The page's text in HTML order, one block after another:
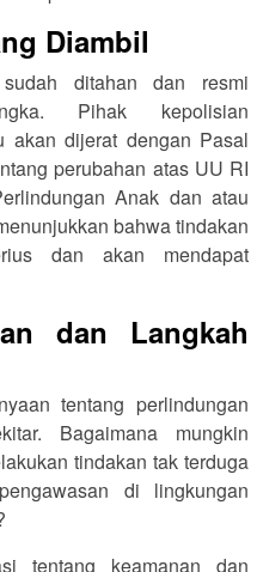
Diambil
ditahan dan resmi
Pihak kepolisian
akan dijerat dengan Pasal
perubahan atas UU RI
Anak dan atau
bahwa tindakan
dan akan mendapat
dan Langkah
tentang perlindungan
Bagaimana mungkin
tindakan tak terduga
di lingkungan
tentang keamanan dan